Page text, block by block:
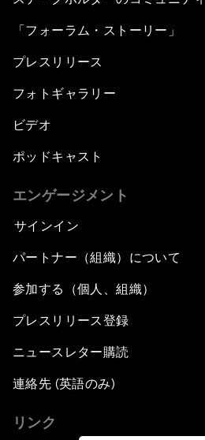
「フォーラム・ストーリー」
プレスリリース
フォトギャラリー
ビデオ
ポッドキャスト
エンゲージメント
サインイン
パートナー（組織）について
参加する（個人、組織）
プレスリリース登録
ニュースレター購読
連絡先 (英語のみ)
リンク